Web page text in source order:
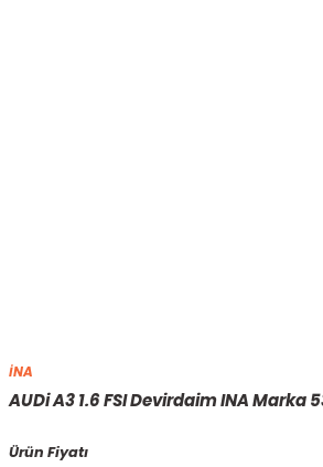
İNA
AUDi A3 1.6 FSI Devirdaim INA Marka
Ürün Fiyatı